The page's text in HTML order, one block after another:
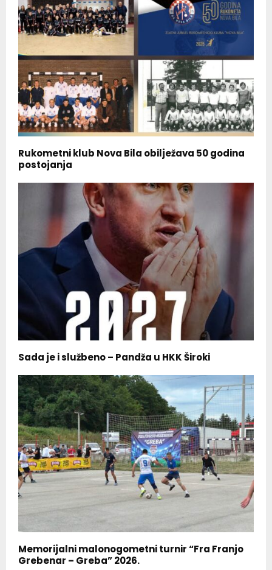
Rukometni klub Nova Bila obilježava 50 godina
postojanja
Sada je i službeno – Pandža u HKK Široki
Memorijalni malonogometni turnir “Fra Franjo
Grebenar – Greba” 2026.